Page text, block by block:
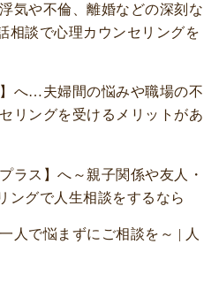
気や不倫、離婚などの深刻な
相談で心理カウンセリングを
へ…夫婦間の悩みや職場の不
リングを受けるメリットがあ
ラス】へ～親子関係や友人・
ングで人生相談をするなら
人で悩まずにご相談を～ | 人